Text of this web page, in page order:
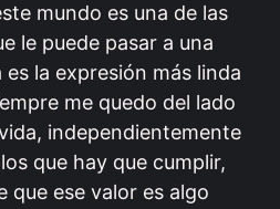
mundo es una de las
le puede pasar a una
la expresión más linda
me quedo del lado
independientemente
que hay que cumplir,
que ese valor es algo